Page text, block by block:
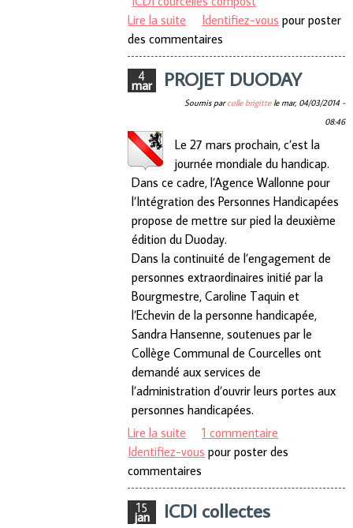
Lire la suite de soirées d’information sur le
thème "Faire un compost chez
soi"
Identifiez-vous pour poster
des commentaires
4
mar PROJET DUODAY
Soumis parcolle brigittele mar, 04/03/2014 -
08:46
Le 27 mars prochain, c’est la
journée mondiale du handicap.
Dans ce cadre, l’Agence Wallonne pour
l’Intégration des Personnes Handicapées
propose de mettre sur pied la deuxième
édition du Duoday.
Dans la continuité de l’engagement de
personnes extraordinaires initié par la
Bourgmestre, Caroline Taquin et
l’Echevin de la personne handicapée,
Sandra Hansenne, soutenues par le
Collège Communal de Courcelles ont
demandé aux services de
l’administration d’ouvrir leurs portes aux
personnes handicapées.
Lire la suite de PROJET DUODAY
1 commentaire
Identifiez-vous pour poster des
commentaires
15
jan ICDI collectes